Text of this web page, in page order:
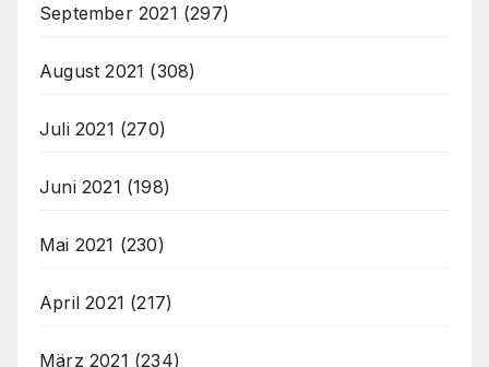
September 2021 (297)
August 2021 (308)
Juli 2021 (270)
Juni 2021 (198)
Mai 2021 (230)
April 2021 (217)
März 2021 (234)